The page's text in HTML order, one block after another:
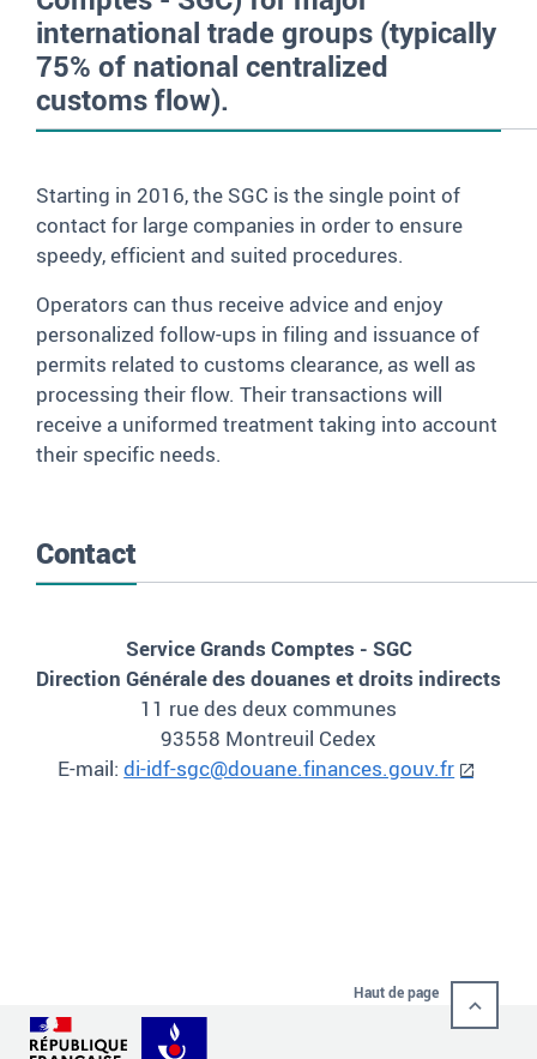
international trade groups (typically
75% of national centralized
customs flow).
Starting in 2016, the SGC is the single point of
contact for large companies in order to ensure
speedy, efficient and suited procedures.
Operators can thus receive advice and enjoy
personalized follow-ups in filing and issuance of
permits related to customs clearance, as well as
processing their flow. Their transactions will
receive a uniformed treatment taking into account
their specific needs.
Contact
Service Grands Comptes - SGC
Direction Générale des douanes et droits indirects
11 rue des deux communes
93558 Montreuil Cedex
E-mail:di-idf-sgc@douane.finances.gouv.fr
Haut de page